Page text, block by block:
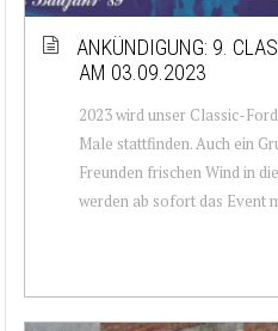
ANKÜNDIGUNG: 9.
AM 03.09.2023
2023 wird unser Classic-
Male stattfinden. Auch ein
Freunden frischen Wind in
werden ab sofort das Event